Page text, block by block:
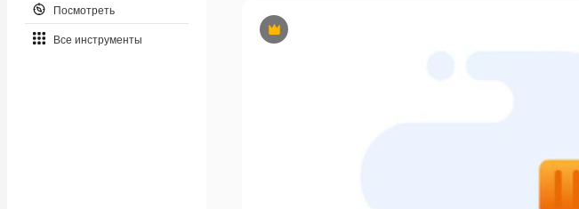
Посмотреть
Все инструменты
Премиум